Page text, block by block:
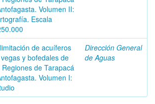
Volumen II:
Escala
de acuíferos
y bofedales de
Regiones de Tarapacá
Volumen I:
Dirección General
de Aguas